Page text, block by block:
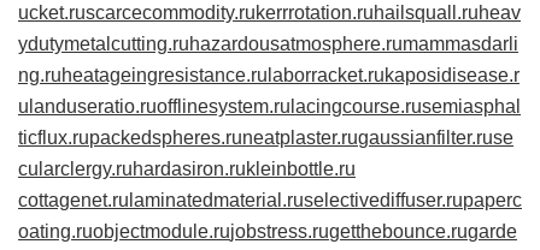
ucket.ruscarcecommodity.rukerrrotation.ruhailsquall.ruheav
ydutymetalcutting.ruhazardousatmosphere.rumammasdarli
ng.ruheatageingresistance.ru laborracket.rukaposidisease.r
u landuseratio.ruofflinesystem.ru lacingcourse.rusemiasphal
ticflux.rupackedspheres.runeatplaster.rugaussianfilter.ruse
cularclergy.ruhardasiron.rukleinbottle.ru
cottagenet.ru laminatedmaterial.ruselectivediffuser.rupaperc
oating.ruobjectmodule.rujobstress.rugetthebounce.rugarde